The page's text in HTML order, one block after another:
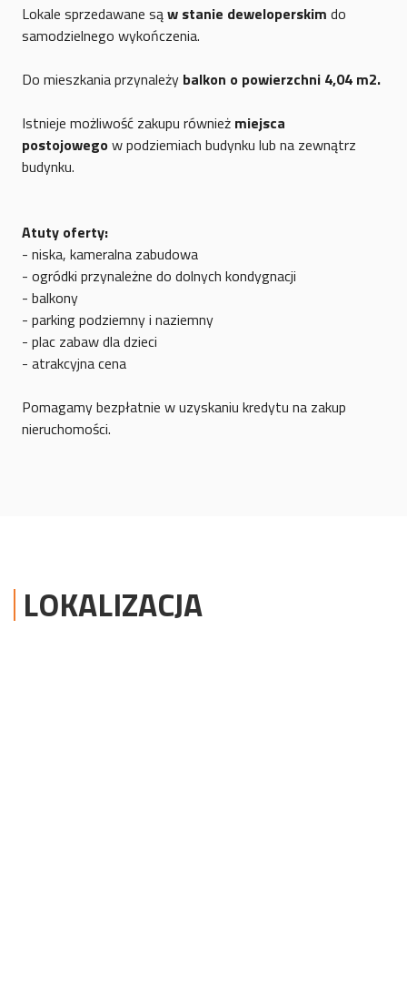
Lokale sprzedawane sąw stanie deweloperskim do
samodzielnego wykończenia.
Do mieszkania przynależy balkon o powierzchni 4,04 m2.
Istnieje możliwość zakupu również miejsca
postojowegow podziemiach budynku lub na zewnątrz
budynku.
Atuty oferty:
- niska, kameralna zabudowa
- ogródki przynależne do dolnych kondygnacji
- balkony
- parking podziemny i naziemny
- plac zabaw dla dzieci
- atrakcyjna cena
Pomagamy bezpłatnie w uzyskaniu kredytu na zakup
nieruchomości.
LOKALIZACJA